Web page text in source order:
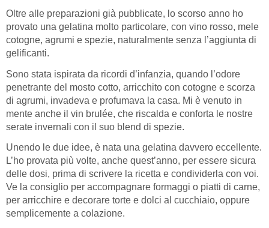
Oltre alle preparazioni già pubblicate, lo scorso anno ho
provato una gelatina molto particolare, con vino rosso, mele
cotogne, agrumi e spezie, naturalmente senza l’aggiunta di
gelificanti.
Sono stata ispirata da ricordi d’infanzia, quando l’odore
penetrante del mosto cotto, arricchito con cotogne e scorza
di agrumi, invadeva e profumava la casa. Mi è venuto in
mente anche il vin brulée, che riscalda e conforta le nostre
serate invernali con il suo blend di spezie.
Unendo le due idee, è nata una gelatina davvero eccellente.
L’ho provata più volte, anche quest’anno, per essere sicura
delle dosi, prima di scrivere la ricetta e condividerla con voi.
Ve la consiglio per accompagnare formaggi o piatti di carne,
per arricchire e decorare torte e dolci al cucchiaio, oppure
semplicemente a colazione.